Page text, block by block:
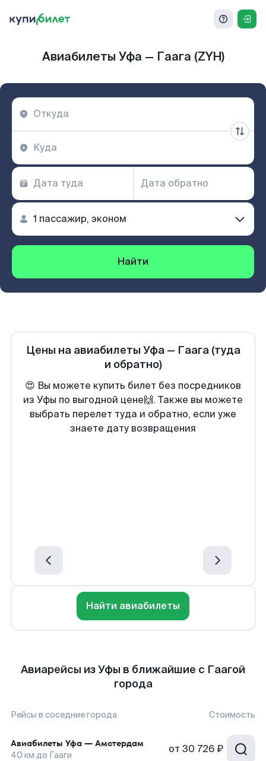
Авиабилеты Уфа — Гаага (ZYH)
Найти
Цены на авиабилеты Уфа— Гаага (туда
и обратно)
😍 Вы можете купить билет без посредников
из Уфы по выгодной цене🙌. Также вы можете
выбрать перелет туда и обратно, если уже
знаете дату возвращения
Найти авиабилеты
Авиарейсы из Уфы в ближайшие с Гаагой
города
Рейсы в соседние города Стоимость
Авиабилеты Уфа — Амстердам
40 км до Гааги от 30 726 ₽